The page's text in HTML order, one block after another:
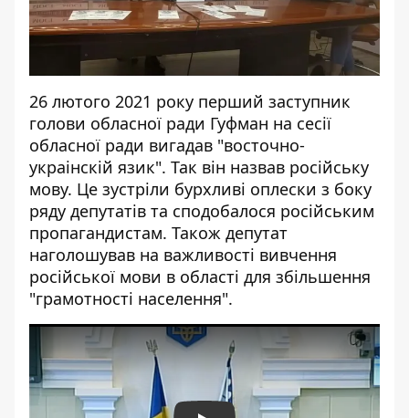
26 лютого 2021 року перший заступник
голови обласної ради Гуфман на сесії
обласної ради вигадав "восточно-
украінскій язик". Так він назвав російську
мову. Це зустріли бурхливі оплески з боку
ряду депутатів та сподобалося російським
пропагандистам. Також депутат
наголошував на важливості вивчення
російської мови в області для збільшення
"грамотності населення".